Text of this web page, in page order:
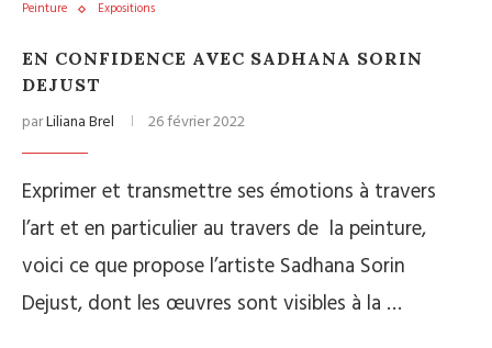
Peinture Expositions
EN CONFIDENCE AVEC SADHANA SORIN
DEJUST
parLiliana Brel 26 février 2022
Exprimer et transmettre ses émotions à travers
l’art et en particulier au travers de la peinture,
voici ce que propose l’artiste Sadhana Sorin
Dejust, dont les œuvres sont visibles à la …